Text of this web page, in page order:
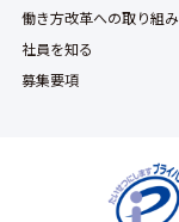
働き方改革への取り組み
社員を知る
募集要項